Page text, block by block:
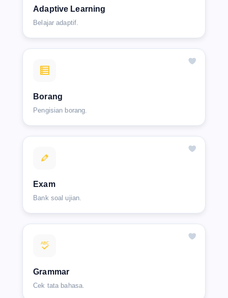
Adaptive Learning
Belajar adaptif.
Borang
Pengisian borang.
Exam
Bank soal ujian.
Grammar
Cek tata bahasa.